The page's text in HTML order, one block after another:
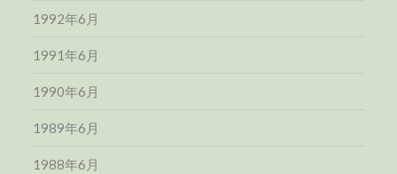
1992年6月
1991年6月
1990年6月
1989年6月
1988年6月